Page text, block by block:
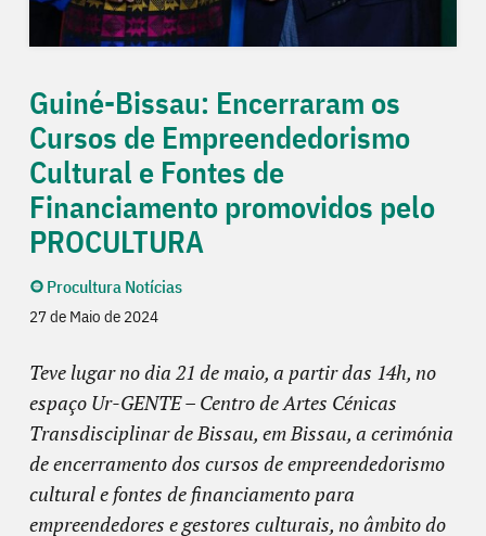
Guiné-Bissau: Encerraram os
Cursos de Empreendedorismo
Cultural e Fontes de
Financiamento promovidos pelo
PROCULTURA
Procultura Notícias
27 de Maio de 2024
Teve lugar no dia 21 de maio, a partir das 14h, no
espaço Ur-GENTE – Centro de Artes Cénicas
Transdisciplinar de Bissau, em Bissau, a cerimónia
de encerramento dos cursos de empreendedorismo
cultural e fontes de financiamento para
empreendedores e gestores culturais, no âmbito do